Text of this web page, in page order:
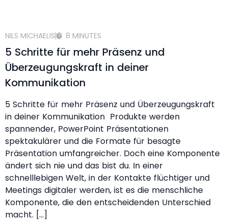
NILS MICHAELIS 8 MINUTES
5 Schritte für mehr Präsenz und
Überzeugungskraft in deiner
Kommunikation
5 Schritte für mehr Präsenz und Überzeugungskraft
in deiner Kommunikation Produkte werden
spannender, PowerPoint Präsentationen
spektakulärer und die Formate für besagte
Präsentation umfangreicher. Doch eine Komponente
ändert sich nie und das bist du. In einer
schnelllebigen Welt, in der Kontakte flüchtiger und
Meetings digitaler werden, ist es die menschliche
Komponente, die den entscheidenden Unterschied
macht. […]